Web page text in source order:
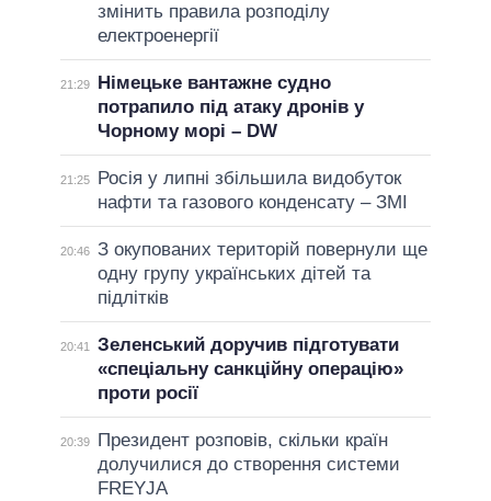
змінить правила розподілу
електроенергії
21:29
Німецьке вантажне судно
потрапило під атаку дронів у
Чорному морі – DW
21:25
Росія у липні збільшила видобуток
нафти та газового конденсату – ЗМІ
20:46 З окупованих територій повернули ще
одну групу українських дітей та
підлітків
20:41
Зеленський доручив підготувати
«спеціальну санкційну операцію»
проти росії
20:39
Президент розповів, скільки країн
долучилися до створення системи
FREYJA